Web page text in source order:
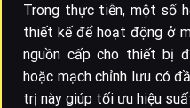
Trong thực tiễn, một số
thiết kế để hoạt động ở
nguồn cấp cho thiết bị
hoặc mạch chỉnh lưu có
trị này giúp tối ưu hiệu